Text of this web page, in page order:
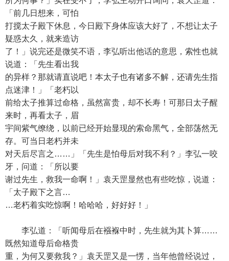
「前几日想来，可怕
打搅太子殿下休息，今日殿下身体应该大好了，不想让太子
疑惑太久，就来造访
了！」说完还是微笑不语，李弘听出他话的意思，索性也就
说道：「先生看出我
的异样？那就请直说吧！本太子也有诸多不解，还请先生指
点迷津！」「老朽以
前给太子推算过命格，虽然富贵，却不长寿！可那日太子醒
来时，再看太子，眉
宇间紫气缭绕，以前已经开始显现的索命黑气，全部荡然无
存。可当日老朽并未
对天后尽言之……」「先生是怕母后对我不利？」李弘一咬
牙，问道：「所以要
谢过先生，救我一命啊！」袁天罡显然也有些吃惊，说道：
「太子殿下之言…
…老朽着实吃惊啊！哈哈哈，好好好！」
李弘道：「听闻母后在襁褓中时，先生就为其卜算……
既然知道母后命格贵
重，为何又要救我？」袁天罡又是一愣，当年他曾经说过，